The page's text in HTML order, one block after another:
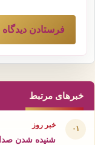
خبرهای مرتبط
۰۱ خبر روز
شنیده شدن